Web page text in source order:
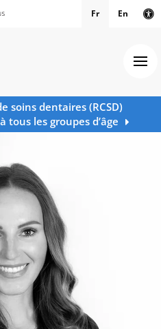
Fr En
soins dentaires (RCSD)
tous les groupes d’âge